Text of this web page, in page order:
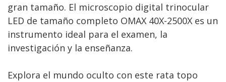
gran tamaño. El microscopio digital trinocular
LED de tamaño completo OMAX 40X-2500X es un
instrumento ideal para el examen, la
investigación y la enseñanza.
Explora el mundo oculto con este rata topo